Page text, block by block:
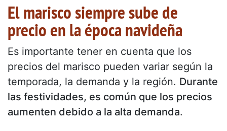
El marisco siempre sube de
precio en la época navideña
Es importante tener en cuenta que los
precios del marisco pueden variar según la
temporada, la demanda y la región. Durante
las festividades, es común que los precios
aumenten debido a la alta demanda.